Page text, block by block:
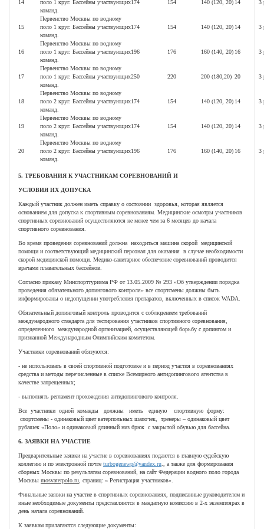
14
поло 1 круг. Бассейны участвующих
команд.
174 154 140 (120, 20) 14 3
15
Первенство Москвы по водному
поло 1 круг. Бассейны участвующих
команд.
174 154 140 (120, 20) 14 3
16
Первенство Москвы по водному
поло 1 круг. Бассейны участвующих
команд.
196 176 160 (140, 20) 16 3
17
Первенство Москвы по водному
поло 1 круг. Бассейны участвующих
команд.
250 220 200 (180,20) 20 3
18
Первенство Москвы по водному
поло 2 круг. Бассейны участвующих
команд.
174 154 140 (120, 20) 14 3
19
Первенство Москвы по водному
поло 2 круг. Бассейны участвующих
команд.
174 154 140 (120, 20) 14 3
20
Первенство Москвы по водному
поло 2 круг. Бассейны участвующих
команд.
196 176 160 (140, 20) 16 3
5. ТРЕБОВАНИЯ К УЧАСТНИКАМ СОРЕВНОВАНИЙ И
УСЛОВИЯ ИХ ДОПУСКА
Каждый участник должен иметь справку о состоянии здоровья, которая является
основанием для допуска к спортивным соревнованиям. Медицинские осмотры участников
спортивных соревнований осуществляются не менее чем за 6 месяцев до начала
спортивного соревнования.
Во время проведения соревнований должна находиться машина скорой медицинской
помощи и соответствующий медицинский персонал для оказания в случае необходимости
скорой медицинской помощи. Медико-санитарное обеспечение соревнований проводится
врачами плавательных бассейнов.
Согласно приказу Минспорттуризма РФ от 13.05.2009 № 293 «Об утверждении порядка
проведения обязательного допингового контроля» все спортсмены должны быть
информированы о недопущении употребления препаратов, включенных в список WADA.
Обязательный допинговый контроль проводится с соблюдением требований
международного стандарта для тестирования участников спортивного соревнования,
определенного международной организацией, осуществляющей борьбу с допингом и
признанной Международным Олимпийским комитетом.
Участники соревнований обязуются:
- не использовать в своей спортивной подготовке и в период участия в соревнованиях
средства и методы перечисленные в списке Всемирного антидопингового агентства в
качестве запрещенных;
- выполнять регламент прохождения антидопингового контроля.
Все участники одной команды должны иметь единую спортивную форму:
спортсмены - одинаковый цвет ватерпольных шапочек, тренеры – одинаковый цвет
рубашек «Поло» и одинаковый длинный низ брюк с закрытой обувью для бассейна.
6. ЗАЯВКИ НА УЧАСТИЕ
Предварительные заявки на участие в соревнованиях подаются в главную судейскую
коллегию и по электронной почте turbogenewp@yandex.ru ., а также для формирования
сборных Москвы по результатам соревнований, на сайт Федерации водного поло города
Москвы mosvaterpolo ru , страниц: « Регистрация участников».
Финальные заявки на участие в спортивных соревнованиях, подписанные руководителем и
иные необходимые документы представляются в мандатную комиссию в 2-х экземплярах в
день начала соревнований.
К заявкам прилагаются следующие документы: